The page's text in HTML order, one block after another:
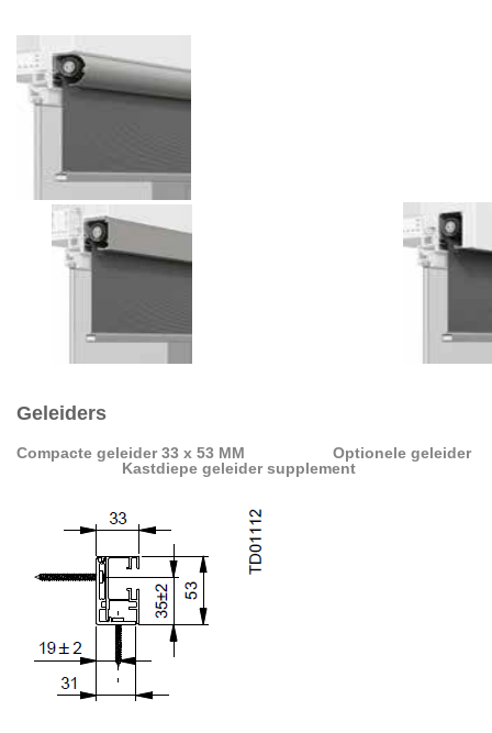
Geleiders
Compacte geleider 33 x 53 MM
Optionele geleider
Kastdiepe geleider supplement